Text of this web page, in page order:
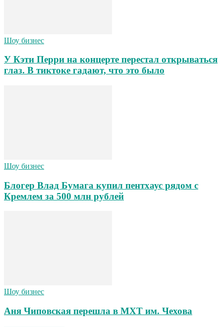
Шоу бизнес
У Кэти Перри на концерте перестал открываться
глаз. В тиктоке гадают, что это было
Шоу бизнес
Блогер Влад Бумага купил пентхаус рядом с
Кремлем за 500 млн рублей
Шоу бизнес
Аня Чиповская перешла в МХТ им. Чехова